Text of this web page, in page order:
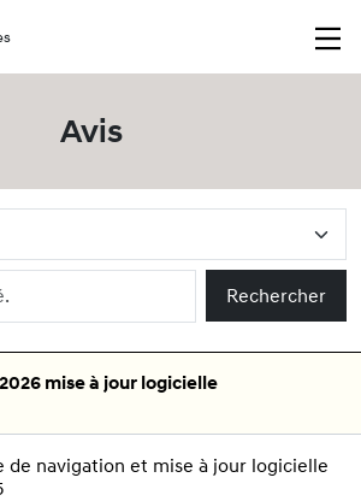
Avis
Rechercher
mise à jour logicielle
de navigation et mise à jour logicielle